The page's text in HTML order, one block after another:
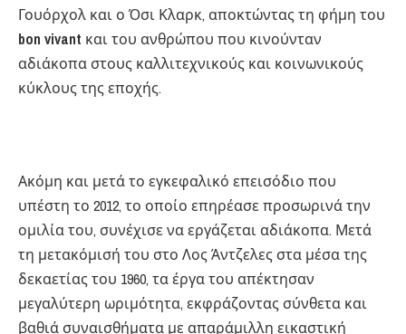
Γουόρχολ και ο Όσι Κλαρκ, αποκτώντας τη φήμη του
bon vivant και του ανθρώπου που κινούνταν
αδιάκοπα στους καλλιτεχνικούς και κοινωνικούς
κύκλους της εποχής.
Ακόμη και μετά το εγκεφαλικό επεισόδιο που
υπέστη το 2012, το οποίο επηρέασε προσωρινά την
ομιλία του, συνέχισε να εργάζεται αδιάκοπα. Μετά
τη μετακόμισή του στο Λος Άντζελες στα μέσα της
δεκαετίας του 1960, τα έργα του απέκτησαν
μεγαλύτερη ωριμότητα, εκφράζοντας σύνθετα και
βαθιά συναισθήματα με απαράμιλλη εικαστική